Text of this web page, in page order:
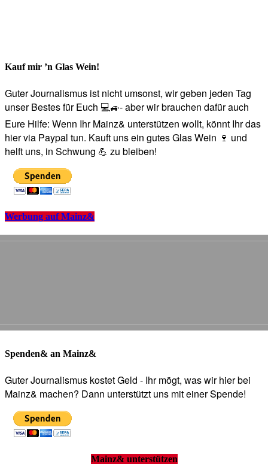
Kauf mir ’n Glas Wein!
Guter Journalismus ist nicht umsonst, wir geben jeden Tag
unser Bestes für Euch 💻🚙- aber wir brauchen dafür auch
Eure Hilfe: Wenn Ihr Mainz& unterstützen wollt, könnt Ihr das
hier via Paypal tun. Kauft uns ein gutes Glas Wein 🍷 und
helft uns, in Schwung 💪 zu bleiben!
Werbung auf Mainz&
Spenden& an Mainz&
Guter Journalismus kostet Geld - Ihr mögt, was wir hier bei
Mainz& machen? Dann unterstützt uns mit einer Spende!
Mainz& unterstützen